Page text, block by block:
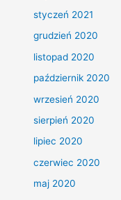
styczeń 2021
grudzień 2020
listopad 2020
październik 2020
wrzesień 2020
sierpień 2020
lipiec 2020
czerwiec 2020
maj 2020